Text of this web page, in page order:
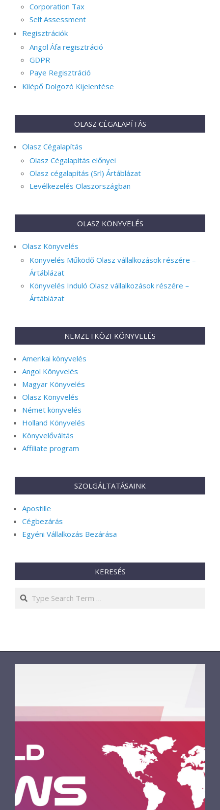
Corporation Tax
Self Assessment
Regisztrációk
Angol Áfa regisztráció
GDPR
Paye Regisztráció
Kilépő Dolgozó Kijelentése
OLASZ CÉGALAPÍTÁS
Olasz Cégalapítás
Olasz Cégalapítás előnyei
Olasz cégalapítás (Srl) Ártáblázat
Levélkezelés Olaszországban
OLASZ KÖNYVELÉS
Olasz Könyvelés
Könyvelés Működő Olasz vállalkozások részére –
Ártáblázat
Könyvelés Induló Olasz vállalkozások részére –
Ártáblázat
NEMZETKÖZI KÖNYVELÉS
Amerikai könyvelés
Angol Könyvelés
Magyar Könyvelés
Olasz Könyvelés
Német könyvelés
Holland Könyvelés
Könyvelőváltás
Affiliate program
SZOLGÁLTATÁSAINK
Apostille
Cégbezárás
Egyéni Vállalkozás Bezárása
KERESÉS
Search